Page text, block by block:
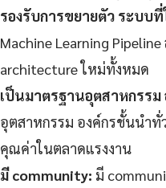
รองรับการขยายตัว ระบบที่
Machine Learning
architecture ใหม่ทั้งหมด
เป็นมาตรฐานอุตสาหกรร
อุตสาหกรรม องค์กรชั้นนำ
คุณค่าในตลาดแรงงาน
มี community: มี